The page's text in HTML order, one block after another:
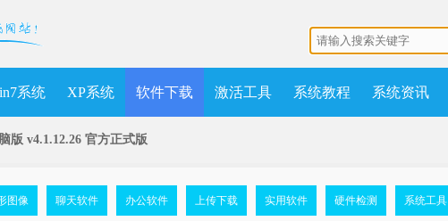
系统 XP系统 软件下载 激活工具 系统教程 系统资讯
版 v4.1.12.26 官方正式版
图像 聊天软件 办公软件 上传下载 实用软件 硬件检测 系统工具